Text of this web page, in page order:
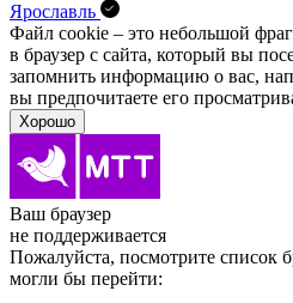
Ярославль
Файл cookie – это небольшой
в браузер с сайта, который вы
запомнить информацию о вас,
вы предпочитаете его
Хорошо
Ваш браузер
не поддерживается
Пожалуйста, посмотрите список
могли бы перейти: